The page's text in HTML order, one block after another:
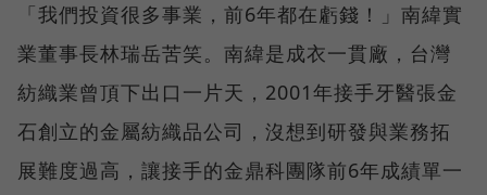
「我們投資很多事業，前6年都在虧錢！」南緯實
業董事長林瑞岳苦笑。南緯是成衣一貫廠，台灣
紡織業曾頂下出口一片天，2001年接手牙醫張金
石創立的金屬紡織品公司，沒想到研發與業務拓
展難度過高，讓接手的金鼎科團隊前6年成績單一